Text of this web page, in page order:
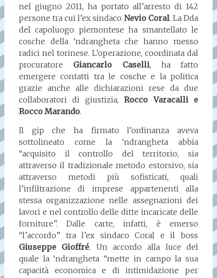
nel giugno 2011, ha portato all’arresto di 142
persone tra cui l’ex sindaco Nevio Coral. La Dda
del capoluogo piemontese ha smantellato le
cosche della ‘ndrangheta che hanno messo
radici nel torinese. L’operazione, coordinata dal
procuratore Giancarlo Caselli, ha fatto
emergere contatti tra le cosche e la politica
grazie anche alle dichiarazioni rese da due
collaboratori di giustizia,Rocco Varacalli e
Rocco Marando.
Il gip che ha firmato l’ordinanza aveva
sottolineato come la ‘ndrangheta abbia
“acquisito il controllo del territorio, sia
attraverso il tradizionale metodo estorsivo, sia
attraverso metodi più sofisticati, quali
l’infiltrazione di imprese appartenenti alla
stessa organizzazione nelle assegnazioni dei
lavori e nel controllo delle ditte incaricate delle
forniture”. Dalle carte, infatti, è emerso
“l’accordo” tra l’ex sindaco Coral e il boss
Giuseppe Gioffré. Un accordo alla luce del
quale la ‘ndrangheta “mette in campo la sua
capacità economica e di intimidazione per